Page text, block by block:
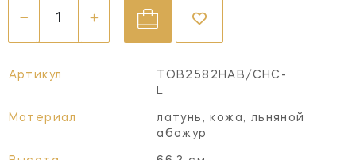
Артикул
TOB2582HAB/CHC-
L
Материал
латунь, кожа, льняной
абажур